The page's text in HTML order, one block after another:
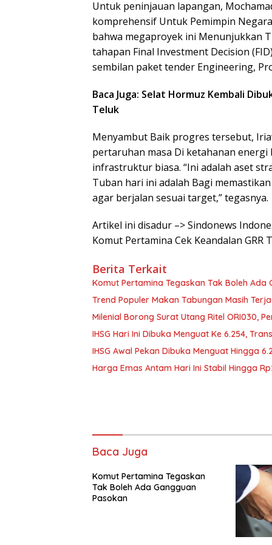
Untuk peninjauan lapangan,
komprehensif Untuk Pemimpin
bahwa megaproyek ini Menunjukkan
tahapan Final Investment Decision
sembilan paket tender Engineering,
Baca Juga: Selat Hormuz Kembali
Teluk
Menyambut Baik progres tersebut,
pertaruhan masa Di ketahanan
infrastruktur biasa. “Ini adalah aset
Tuban hari ini adalah Bagi
agar berjalan sesuai target,” tegasnya.
Artikel ini disadur –> Sindonews
Komut Pertamina Cek Keandalan GRR
Berita Terkait
Komut Pertamina Tegaskan Tak Boleh Ada
Trend Populer Makan Tabungan Masih
Milenial Borong Surat Utang Ritel ORI030,
IHSG Hari Ini Dibuka Menguat Ke 6.254,
IHSG Awal Pekan Dibuka Menguat Hingga
Harga Emas Antam Hari Ini Stabil Hingga
Baca Juga
Komut Pertamina Tegaskan
Tak Boleh Ada Gangguan
Pasokan